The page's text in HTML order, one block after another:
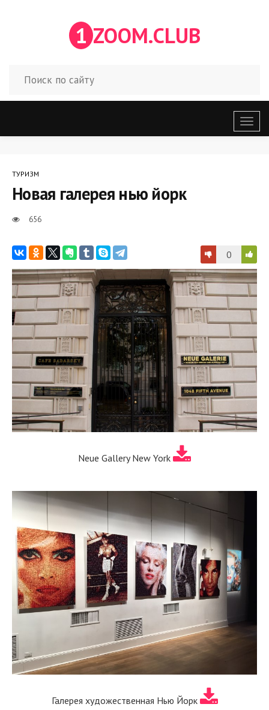
1 ZOOM.CLUB
меню
ТУРИЗМ
Новая галерея нью йорк
656
0
Neue Gallery New York
Галерея художественная Нью Йорк